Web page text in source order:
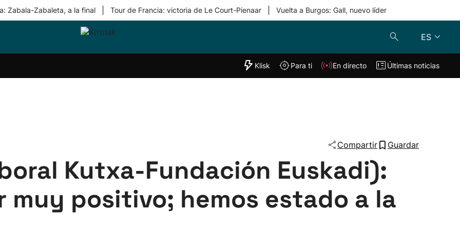
Zabala-Zabaleta, a la final Tour de Francia: victoria de Le Court-Pienaar Vuelta a Burgos: Gall, nuevo líder
ES
Equipos
"Helmuga"
Klisk En directo
Klisk Para ti En directo Últimas noticias
Compartir Guardar
Kutxa-Fundación Euskadi):
muy positivo; hemos estado a la